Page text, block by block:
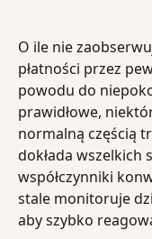
O ile nie
płatności przez
powodu do
prawidłowe,
normalną częścią
dokłada wszelkich
współczynniki
stale monitoruje
aby szybko